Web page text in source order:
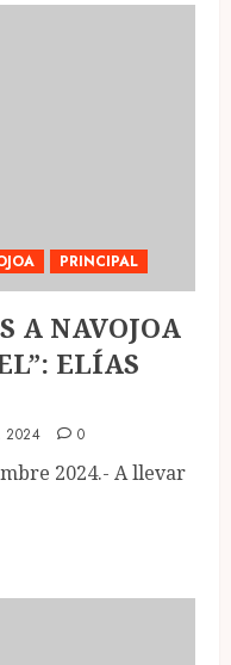
PRINCIPAL
A NAVOJOA
ELÍAS
2024 0
2024.- A llevar